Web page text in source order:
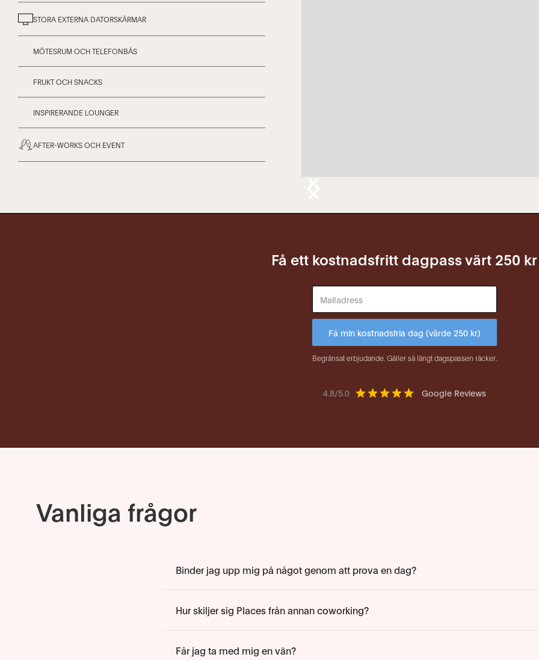
STORA EXTERNA DATORSKÄRMAR
MÖTESRUM OCH TELEFONBÅS
FRUKT OCH SNACKS
INSPIRERANDE LOUNGER
AFTER-WORKS OCH EVENT
Få ett kostnadsfritt dagpass värt 250 kr
Begränsat erbjudande. Gäller så långt dagspassen räcker.
4.8/5.0 Google Reviews
Vanliga frågor
Binder jag upp mig på något genom att prova en dag?
Hur skiljer sig Places från annan coworking?
Får jag ta med mig en vän?